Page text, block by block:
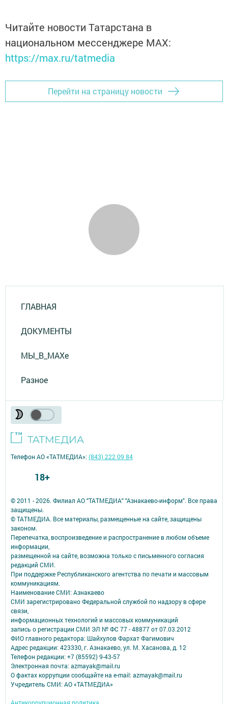
Читайте новости Татарстана в
национальном мессенджере MАХ:
https://max.ru/tatmedia
Перейти на страницу новости
ГЛАВНАЯ
ДОКУМЕНТЫ
МЫ_В_MAXе
Разное
© 2011 - 2026. Филиал АО "ТАТМЕДИА" "Азнакаево-информ". Все права
защищены.
© ТАТМЕДИА. Все материалы, размещенные на сайте, защищены
законом.
Перепечатка, воспроизведение и распространение в любом объеме
информации,
размещенной на сайте, возможна только с письменного согласия
редакций СМИ.
При поддержке Республиканского агентства по печати и массовым
коммуникациям.
Наименование СМИ: Азнакаево
СМИ зарегистрировано Федеральной службой по надзору в сфере
связи,
информационных технологий и массовых коммуникаций
запись о регистрации СМИ ЭЛ № ФС 77 - 48877 от 07.03.2012
ФИО главного редактора: Шайхулов Фархат Фагимович
Адрес редакции: 423330, г. Азнакаево, ул. М. Хасанова, д. 12
Телефон редакции: +7 (85592) 9-43-57
Электронная почта: azmayak@mail.ru
О фактах коррупции сообщайте на e-mail: azmayak@mail.ru
Учредитель СМИ: АО «ТАТМЕДИА»
Телефон АО «ТАТМЕДИА»:(843) 222 09 84
18+